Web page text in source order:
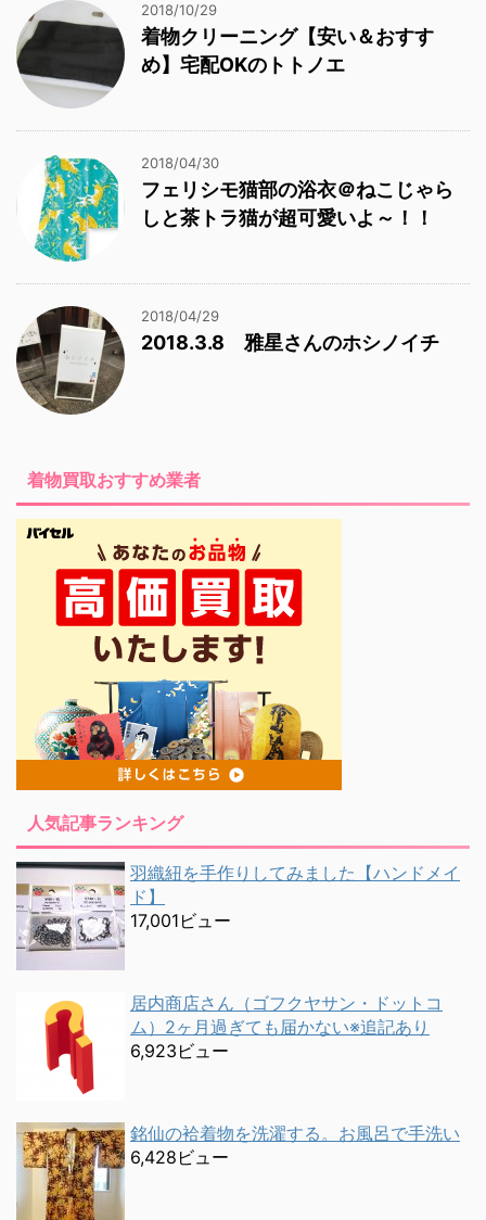
2018/10/29
着物クリーニング【安い＆おすす
め】宅配OKのトトノエ
2018/04/30
フェリシモ猫部の浴衣＠ねこじゃら
しと茶トラ猫が超可愛いよ～！！
2018/04/29
2018.3.8 雅星さんのホシノイチ
着物買取おすすめ業者
人気記事ランキング
羽織紐を手作りしてみました【ハンドメイ
ド】
17,001ビュー
居内商店さん（ゴフクヤサン・ドットコ
ム）2ヶ月過ぎても届かない※追記あり
6,923ビュー
銘仙の袷着物を洗濯する。お風呂で手洗い
6,428ビュー